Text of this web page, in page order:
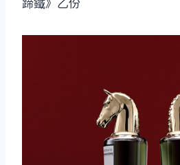
蹄鐵》乙份